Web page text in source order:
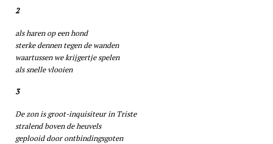
2
als haren op een hond
sterke dennen tegen de wanden
waartussen we krijgertje spelen
als snelle vlooien
3
De zon is groot-inquisiteur in Triste
stralend boven de heuvels
geplooid door ontbindingsgoten